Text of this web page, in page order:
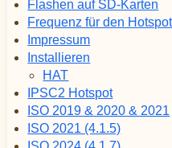
Flashen auf SD-Karten
Frequenz für den Hotspot
Impressum
Installieren
HAT
IPSC2 Hotspot
ISO 2019 & 2020 & 2021
ISO 2021 (4.1.5)